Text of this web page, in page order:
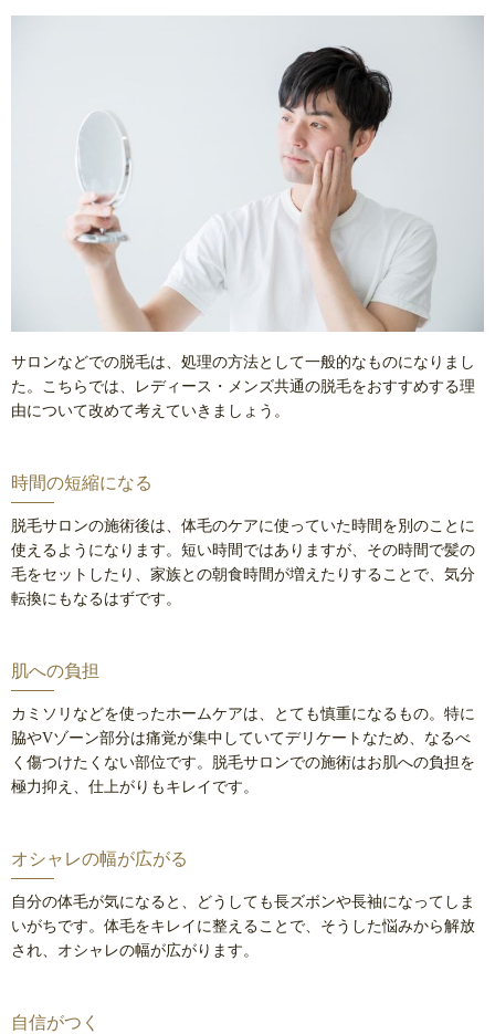
サロンなどでの脱毛は、処理の方法として一般的なものになりまし
た。こちらでは、レディース・メンズ共通の脱毛をおすすめする理
由について改めて考えていきましょう。
時間の短縮になる
脱毛サロンの施術後は、体毛のケアに使っていた時間を別のことに
使えるようになります。短い時間ではありますが、その時間で髪の
毛をセットしたり、家族との朝食時間が増えたりすることで、気分
転換にもなるはずです。
肌への負担
カミソリなどを使ったホームケアは、とても慎重になるもの。特に
脇やVゾーン部分は痛覚が集中していてデリケートなため、なるべ
く傷つけたくない部位です。脱毛サロンでの施術はお肌への負担を
極力抑え、仕上がりもキレイです。
オシャレの幅が広がる
自分の体毛が気になると、どうしても長ズボンや長袖になってしま
いがちです。体毛をキレイに整えることで、そうした悩みから解放
され、オシャレの幅が広がります。
自信がつく